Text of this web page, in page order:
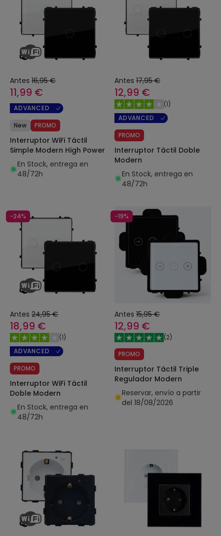
Antes 16,95 €
11,99 €
ADVANCED
New PROMO
Interruptor WiFi Táctil
Simple Modern High Power
En Stock, entrega en
48/72h
Antes 17,95 €
12,99 €
(1)
ADVANCED
PROMO
Interruptor Táctil Doble
Modern
En Stock, entrega en
48/72h
-24%
Antes 24,95 €
18,99 €
(1)
ADVANCED
PROMO
Interruptor WiFi Táctil
Doble Modern
En Stock, entrega en
48/72h
-19%
Antes 15,95 €
12,99 €
(2)
PROMO
Interruptor Táctil Triple
Regulador Modern
Reservar, envío a partir
del 18/08/2026